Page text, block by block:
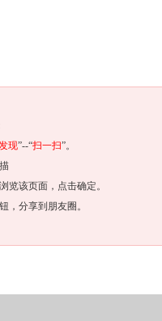
现”--“扫一扫”。
览该页面，点击确定。
，分享到朋友圈。